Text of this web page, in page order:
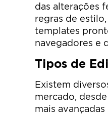
das alterações
regras de
templates
navegadores e
Tipos de
Existem
mercado,
mais